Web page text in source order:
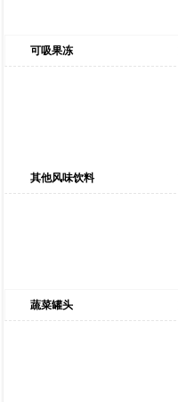
可吸果冻
其他风味饮料
蔬菜罐头